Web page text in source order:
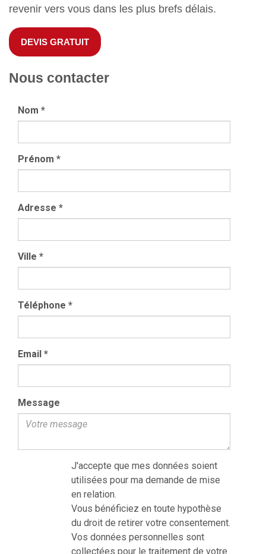
revenir vers vous dans les plus brefs délais.
DEVIS GRATUIT
Nous contacter
Nom *
Prénom *
Adresse *
Ville *
Téléphone *
Email *
Message
J'accepte que mes données soient
utilisées pour ma demande de mise
en relation.
Vous bénéficiez en toute hypothèse
du droit de retirer votre consentement.
Vos données personnelles sont
collectées pour le traitement de votre